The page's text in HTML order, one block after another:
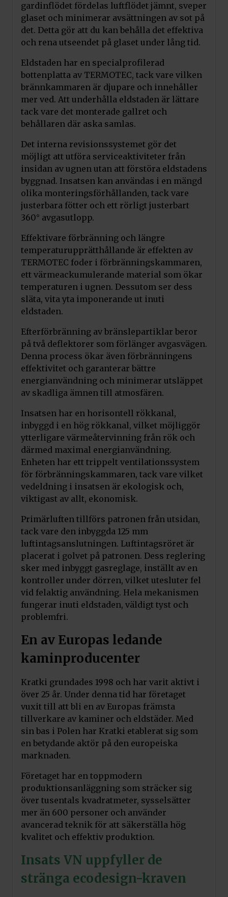
gardinflödet fördelas luftflödet jämnt, sveper
glaset och minimerar avsättningen av sot på
det. Detta gör att du kan behålla det effektiva
och rena utseendet på glaset under lång tid.
Eldstaden har en specialprofilerad
bottenplatta av TERMOTEC, tack vare vilken
brännkammaren är djupare och innehåller
mer ved. Att underhålla eldstaden är lättare
tack vare det monterade gallret och
behållaren där aska samlas.
Det interna revisionssystemet gör det
möjligt att utföra serviceaktiviteter från
insidan av ugnen utan att förstöra eldstadens
byggnad. Insatsen kan användas i en mängd
olika monteringsförhållanden, tack vare
justerbara fötter och ett rörligt justerbart
360° avgasutlopp.
Effektivare förbränning och längre
temperaturupprätthållande är effekten av
TERMOTEC foder i förbränningskammaren,
ett värmeackumulerande material som ökar
temperaturen i ugnen. Dessutom ser dess
släta, vita yta imponerande ut inuti
eldstaden.
Efterförbränning av bränslepartiklar beror
på två deflektorer som förlänger avgasvägen.
Denna process ökar även förbränningens
effektivitet och garanterar bättre
energianvändning och minimerar utsläppet
av skadliga ämnen till atmosfären.
Insatsen har en horisontell rökkanal,
inbyggd i en hög rökkanal, vilket möjliggör
ytterligare värmeåtervinning från rök och
därmed maximal energianvändning.
Enheten har ett trippelt ventilationssystem
för förbränningskammaren, tack vare vilket
vedeldning i insatsen är ekologisk och,
viktigast av allt, ekonomisk.
Primärluften tillförs patronen från utsidan,
tack vare den inbyggda 125 mm
luftintagsanslutningen. Luftintagsröret är
placerat i golvet på patronen. Dess reglering
sker med inbyggt gasreglage, inställt av en
kontroller under dörren, vilket utesluter fel
vid felaktig användning. Hela mekanismen
fungerar inuti eldstaden, väldigt tyst och
problemfri.
En av Europas ledande
kaminproducenter
Kratki grundades 1998 och har varit aktivt i
över 25 år. Under denna tid har företaget
vuxit till att bli en av Europas främsta
tillverkare av kaminer och eldstäder. Med
sin bas i Polen har Kratki etablerat sig som
en betydande aktör på den europeiska
marknaden.
Företaget har en toppmodern
produktionsanläggning som sträcker sig
över tusentals kvadratmeter, sysselsätter
mer än 600 personer och använder
avancerad teknik för att säkerställa hög
kvalitet och effektiv produktion.
Insats VN uppfyller de
stränga ecodesign-kraven